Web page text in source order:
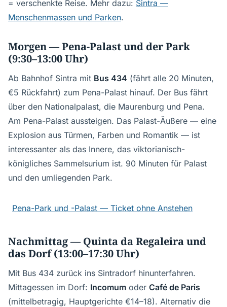
= verschenkte Reise. Mehr dazu: Sintra —
Menschenmassen und Parken.
Morgen — Pena-Palast und der Park
(9:30–13:00 Uhr)
Ab Bahnhof Sintra mit Bus 434 (fährt alle 20 Minuten,
€5 Rückfahrt) zum Pena-Palast hinauf. Der Bus fährt
über den Nationalpalast, die Maurenburg und Pena.
Am Pena-Palast aussteigen. Das Palast-Äußere — eine
Explosion aus Türmen, Farben und Romantik — ist
interessanter als das Innere, das viktorianisch-
königliches Sammelsurium ist. 90 Minuten für Palast
und den umliegenden Park.
Pena-Park und -Palast — Ticket ohne Anstehen
Nachmittag — Quinta da Regaleira und
das Dorf (13:00–17:30 Uhr)
Mit Bus 434 zurück ins Sintradorf hinunterfahren.
Mittagessen im Dorf: Incomum oder Café de Paris
(mittelbetragig, Hauptgerichte €14–18). Alternativ die